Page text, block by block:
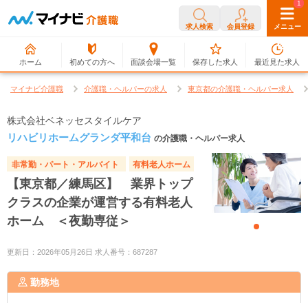
求人検索 会員登録 メニュー
ホーム 初めての方へ 面談会場一覧
0
保存した求人
1
最近見た求人
マイナビ介護職 介護職・ヘルパーの求人 東京都の介護職・ヘルパー求人
株式会社ベネッセスタイルケア
リハビリホームグランダ平和台 の介護職・ヘルパー求人
非常勤・パート・アルバイト 有料老人ホーム
【東京都／練馬区】 業界トップ
クラスの企業が運営する有料老人
ホーム ＜夜勤専従＞
更新日：2026年05月26日 求人番号：687287
勤務地